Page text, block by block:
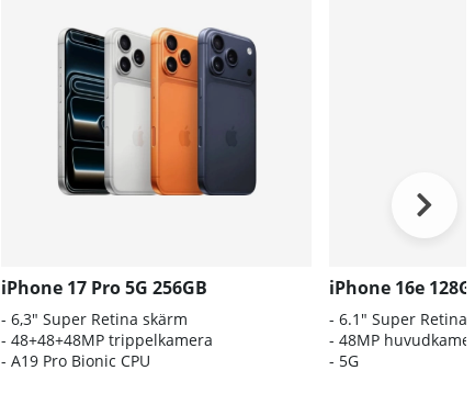
iPhone 17 Pro 5G 256GB
- 6,3" Super Retina skärm
- 48+48+48MP trippelkamera
-A19 Pro Bionic CPU
iPhone 16e
- 6.1″ Super Retina
- 48MP
- 5G